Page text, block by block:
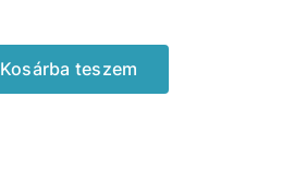
Kosárba teszem